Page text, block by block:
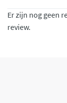
Er zijn nog geen
review.